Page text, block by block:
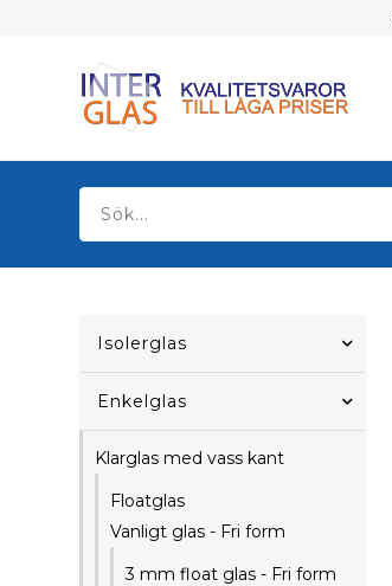
Isolerglas
Enkelglas
Klarglas med vass kant
Floatglas
Vanligt glas - Fri form
3 mm float glas - Fri form